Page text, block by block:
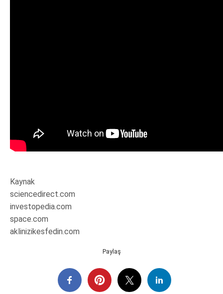
Kaynak
sciencedirect.com
investopedia.com
space.com
aklinizikesfedin.com
Paylaş